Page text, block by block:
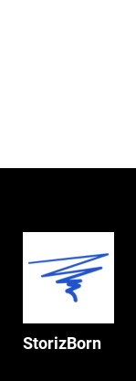
StorizBorn